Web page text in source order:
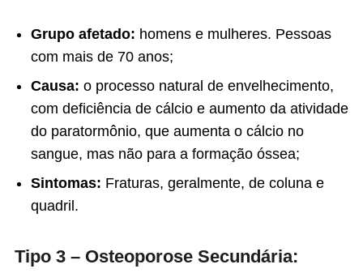
Grupo afetado: homens e mulheres. Pessoas
com mais de 70 anos;
Causa: o processo natural de envelhecimento,
com deficiência de cálcio e aumento da atividade
do paratormônio, que aumenta o cálcio no
sangue, mas não para a formação óssea;
Sintomas: Fraturas, geralmente, de coluna e
quadril.
Tipo 3 – Osteoporose Secundária: